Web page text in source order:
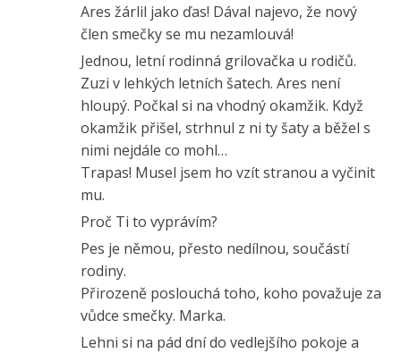
Ares žárlil jako ďas! Dával najevo, že nový
člen smečky se mu nezamlouvá!
Jednou, letní rodinná grilovačka u rodičů.
Zuzi v lehkých letních šatech. Ares není
hloupý. Počkal si na vhodný okamžik. Když
okamžik přišel, strhnul z ni ty šaty a běžel s
nimi nejdále co mohl…
Trapas! Musel jsem ho vzít stranou a vyčinit
mu.
Proč Ti to vyprávím?
Pes je němou, přesto nedílnou, součástí
rodiny.
Přirozeně poslouchá toho, koho považuje za
vůdce smečky. Marka.
Lehni si na pád dní do vedlejšího pokoje a